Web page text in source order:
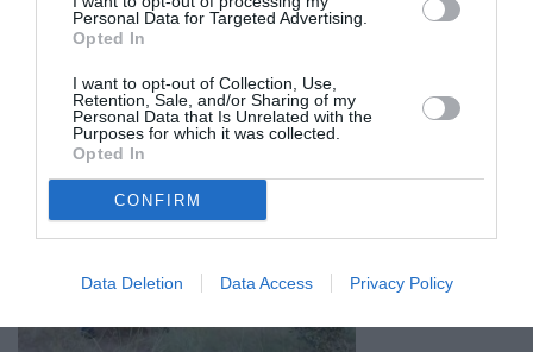
Personal Data for Targeted Advertising.
Opted In
I want to opt-out of Collection, Use,
Retention, Sale, and/or Sharing of my
Personal Data that Is Unrelated with the
Purposes for which it was collected.
Opted In
CONFIRM
Data Deletion Data Access Privacy Policy
Σχετικά Άρθρα